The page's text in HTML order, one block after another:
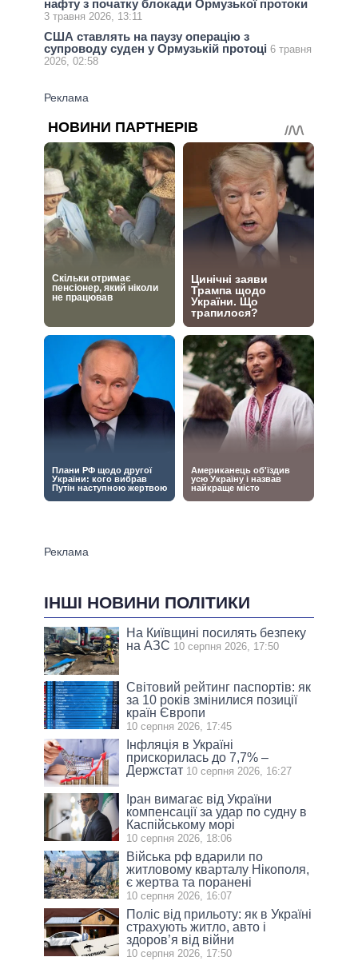
нафту з початку блокади Ормузької протоки
3 травня 2026, 13:11
США ставлять на паузу операцію з
супроводу суден у Ормузькій протоці 6 травня
2026, 02:58
ІНШІ НОВИНИ ПОЛІТИКИ
На Київщині посилять безпеку
на АЗС 10 серпня 2026, 17:50
Світовий рейтинг паспортів: як
за 10 років змінилися позиції
країн Європи
10 серпня 2026, 17:45
Інфляція в Україні
прискорилась до 7,7% –
Держстат 10 серпня 2026, 16:27
Іран вимагає від України
компенсації за удар по судну в
Каспійському морі
10 серпня 2026, 18:06
Війська рф вдарили по
житловому кварталу Нікополя,
є жертва та поранені
10 серпня 2026, 16:07
Поліс від прильоту: як в Україні
страхують житло, авто і
здоров’я від війни
10 серпня 2026, 17:50